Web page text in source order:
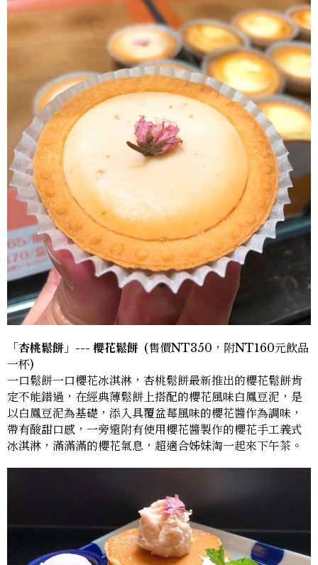
「杏桃鬆餅」--- 櫻花鬆餅 (售價NT350，附NT160元飲品
一杯)
一口鬆餅一口櫻花冰淇淋，杏桃鬆餅最新推出的櫻花鬆餅肯
定不能錯過，在經典薄鬆餅上搭配的櫻花風味白鳳豆泥，是
以白鳳豆泥為基礎，添入具覆盆莓風味的櫻花醬作為調味，
帶有酸甜口感，一旁還附有使用櫻花醬製作的櫻花手工義式
冰淇淋，滿滿滿的櫻花氣息，超適合姊妹淘一起來下午茶。